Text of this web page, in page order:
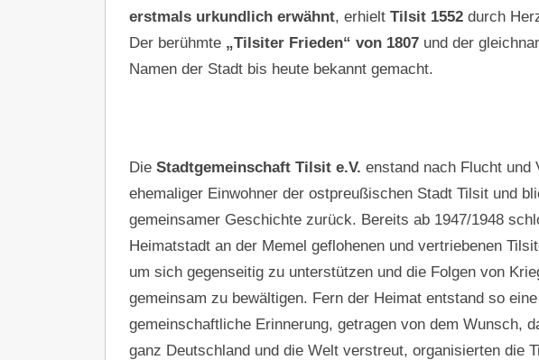
erstmals urkundlich erwähnt, erhielt Tilsit 1552durch
Der berühmte „Tilsiter Frieden“ von 1807und der
Namen der Stadt bis heute bekannt gemacht.
Die Stadtgemeinschaft Tilsit e.V. enstand nach Flucht und
ehemaliger Einwohner der ostpreußischen Stadt Tilsit und
gemeinsamer Geschichte zurück. Bereits ab 1947/1948
Heimatstadt an der Memel geflohenen und vertriebenen
um sich gegenseitig zu unterstützen und die Folgen von
gemeinsam zu bewältigen. Fern der Heimat entstand so
gemeinschaftliche Erinnerung, getragen von dem Wunsch,
ganz Deutschland und die Welt verstreut, organisierten die